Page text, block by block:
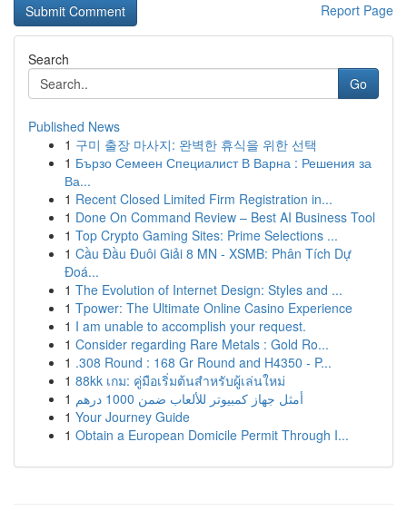
Report Page
Search
Go
Published News
1 구미 출장 마사지: 완벽한 휴식을 위한 선택
1 Бързо Семеен Специалист В Варна : Решения за
Ва...
1 Recent Closed Limited Firm Registration in...
1 Done On Command Review – Best AI Business Tool
1 Top Crypto Gaming Sites: Prime Selections ...
1 Cầu Đầu Đuôi Giải 8 MN - XSMB: Phân Tích Dự
Đoá...
1 The Evolution of Internet Design: Styles and ...
1 Tpower: The Ultimate Online Casino Experience
1 I am unable to accomplish your request.
1 Consider regarding Rare Metals : Gold Ro...
1 .308 Round : 168 Gr Round and H4350 - P...
1 88kk เกม: คู่มือเริ่มต้นสำหรับผู้เล่นใหม่
1
أمثل جهاز كمبيوتر للألعاب ضمن 1000 درهم
1 Your Journey Guide
1 Obtain a European Domicile Permit Through I...